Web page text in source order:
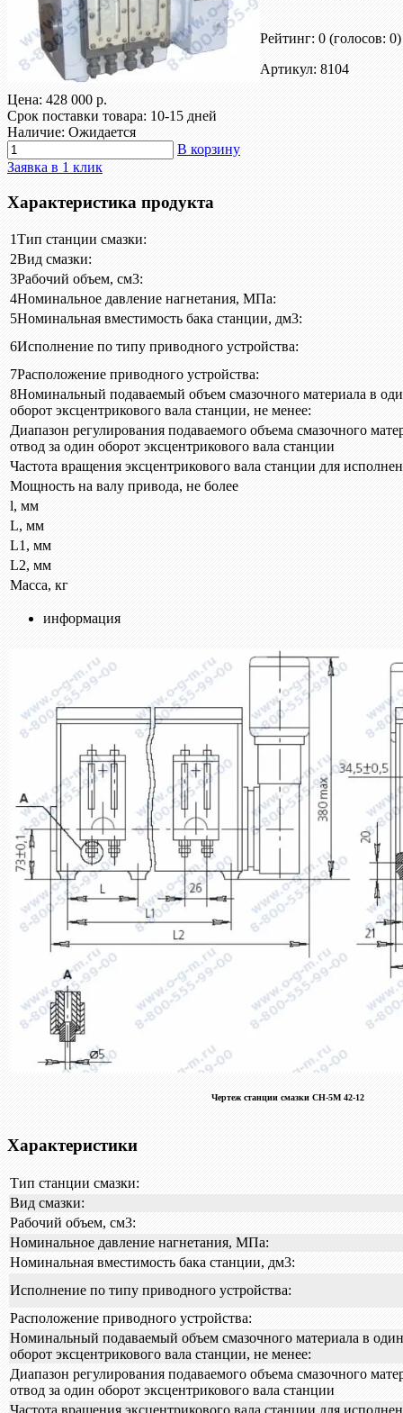
Рейтинг: 0 (голосов: 0)
Артикул: 8104
Цена: 428 000 р.
Срок поставки товара: 10-15 дней
Наличие: Ожидается
В корзину
Заявка в 1 клик
Характеристика продукта
1Тип станции смазки:
2Вид смазки:
3Рабочий объем, см3:
4Номинальное давление нагнетания, МПа:
5Номинальная вместимость бака станции, дм3:
6Исполнение по типу приводного устройства:
7Расположение приводного устройства:
8Номинальный подаваемый объем смазочного материала в
оборот эксцентрикового вала станции, не менее:
Диапазон регулирования подаваемого объема смазочного
отвод за один оборот эксцентрикового вала станции
Частота вращения эксцентрикового вала станции для
Мощность на валу привода, не более
l, мм
L, мм
L1, мм
L2, мм
Масса, кг
информация
Чертеж станции смазки СН-5М 42-12
Характеристики
Тип станции смазки:
Вид смазки:
Рабочий объем, см3:
Номинальное давление нагнетания, МПа:
Номинальная вместимость бака станции, дм3:
Исполнение по типу приводного устройства:
Расположение приводного устройства:
Номинальный подаваемый объем смазочного материала в
оборот эксцентрикового вала станции, не менее:
Диапазон регулирования подаваемого объема смазочного
отвод за один оборот эксцентрикового вала станции
Частота вращения эксцентрикового вала станции для